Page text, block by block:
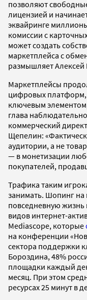
позволяют
лицензией и
эквайринге
комиссии с
может создать
маркетплейса с
размышляет Алексей
Маркетплейсы
цифровых платформ,
ключевым
глава
коммерческий
Щепелин:
аудитории, а не
— в монетизации
покупателей,
Трафика таким
занимать. Шопинг на
повседневную жизнь
видов интернет-
Mediascope, которые
на конференции
сектора поддержки
Бороздина, 48%
площадки каждый
месяц. При этом
ресурсах 25 минут в